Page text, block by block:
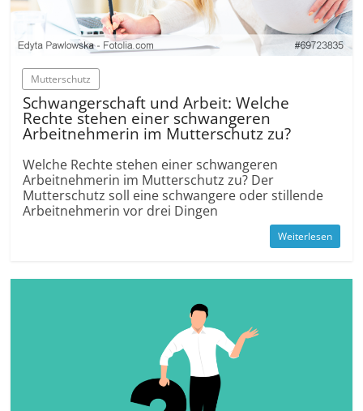
Mutterschutz
Schwangerschaft und Arbeit: Welche
Rechte stehen einer schwangeren
Arbeitnehmerin im Mutterschutz zu?
Welche Rechte stehen einer schwangeren
Arbeitnehmerin im Mutterschutz zu? Der
Mutterschutz soll eine schwangere oder stillende
Arbeitnehmerin vor drei Dingen
Weiterlesen